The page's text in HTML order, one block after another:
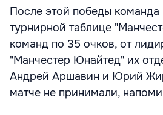
После этой победы команда
турнирной таблице
команд по 35 очков, от
"Манчестер Юнайтед" их
Андрей Аршавин и Юрий
матче не принимали,